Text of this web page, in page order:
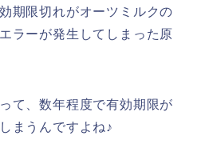
期限切れがオーツミルクの
ラーが発生してしまった原
て、数年程度で有効期限が
まうんですよね♪